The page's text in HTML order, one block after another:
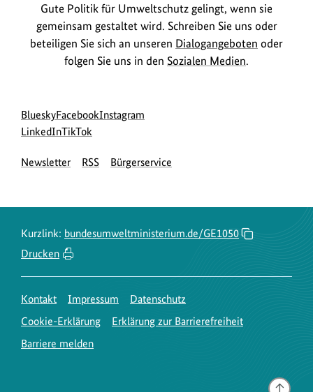
Gute Politik für Umweltschutz gelingt, wenn sie
gemeinsam gestaltet wird. Schreiben Sie uns oder
beteiligen Sie sich an unseren Dialogangeboten oder
folgen Sie uns in den Sozialen Medien.
Social
Media
Blueskyzur
Bluesky-
des
Facebookzur
des
Instagram
des
LinkedInzur
Seite
zur
Seite
TikTok
Newsletter RSS Bürgerservice
Kurzlink: bundesumweltministerium.de/GE1050
Drucken
Kontakt Impressum
Datenschutz
Cookie-Erklärung
Erklärung zur Barrierefreiheit
Barriere melden
Gehe